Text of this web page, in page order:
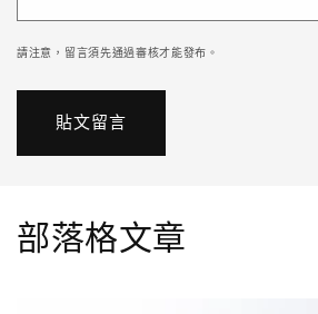
請注意，留言須先通過審核才能發布。
部落格文章